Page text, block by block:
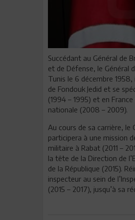
Succédant au Général de
et de Défense, le Général
Tunis le 6 décembre
de Fondouk Jedid et se
(1994 – 1995) et en
nationale (2008 – 2009).
Au cours de sa carrière,
participera à une mission
militaire à Rabat (2011 –
la tête de la Direction de
de la République (2015).
inspecteur au sein de
(2015 – 2017), jusqu’à sa